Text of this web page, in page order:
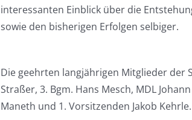
interessanten Einblick über die
sowie den bisherigen Erfolgen selbiger.
Die geehrten langjährigen Mitglieder der
Straßer, 3. Bgm. Hans Mesch, MDL
Maneth und 1. Vorsitzenden Jakob Kehrle.